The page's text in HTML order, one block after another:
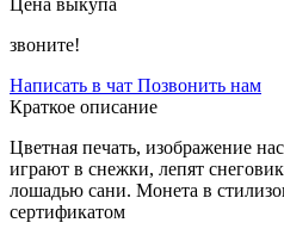
звоните!
Написать в чат Позвонить нам
Краткое описание
Цветная печать, изображение
играют в снежки, лепят
лошадью сани. Монета в
сертификатом